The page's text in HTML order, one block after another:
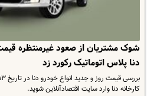
شوک مشتریان از صعود غیرمنتظره
دنا پلاس اتوماتیک رکورد زد
کارخانه دنا وارد سایت اقتصادآنلاین شوید.